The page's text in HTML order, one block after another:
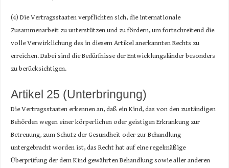
(4) Die Vertragsstaaten verpflichten sich, die internationale
Zusammenarbeit zu unterstützen und zu fördern, um fortschreitend die
volle Verwirklichung des in diesem Artikel anerkannten Rechts zu
erreichen. Dabei sind die Bedürfnisse der Entwicklungsländer besonders
zu berücksichtigen.
Artikel 25 (Unterbringung)
Die Vertragsstaaten erkennen an, daß ein Kind, das von den zuständigen
Behörden wegen einer körperlichen oder geistigen Erkrankung zur
Betreuung, zum Schutz der Gesundheit oder zur Behandlung
untergebracht worden ist, das Recht hat auf eine regelmäßige
Überprüfung der dem Kind gewährten Behandlung sowie aller anderen